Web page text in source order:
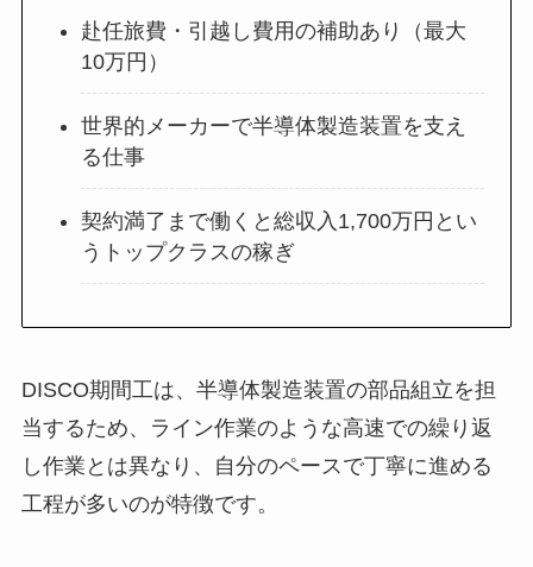
赴任旅費・引越し費用の補助あり（最大
10万円）
世界的メーカーで半導体製造装置を支え
る仕事
契約満了まで働くと総収入1,700万円とい
うトップクラスの稼ぎ
DISCO期間工は、半導体製造装置の部品組立を担
当するため、ライン作業のような高速での繰り返
し作業とは異なり、自分のペースで丁寧に進める
工程が多いのが特徴です。